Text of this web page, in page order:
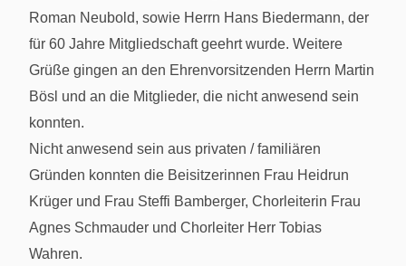
Roman Neubold, sowie Herrn Hans Biedermann, der
für 60 Jahre Mitgliedschaft geehrt wurde. Weitere
Grüße gingen an den Ehrenvorsitzenden Herrn Martin
Bösl und an die Mitglieder, die nicht anwesend sein
konnten.
Nicht anwesend sein aus privaten / familiären
Gründen konnten die Beisitzerinnen Frau Heidrun
Krüger und Frau Steffi Bamberger, Chorleiterin Frau
Agnes Schmauder und Chorleiter Herr Tobias
Wahren.